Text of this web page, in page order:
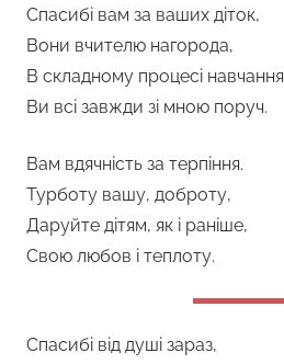
Спасибі вам за ваших діток,
Вони вчителю нагорода,
В складному процесі навчання
Ви всі завжди зі мною поруч.
Вам вдячність за терпіння.
Турботу вашу, доброту,
Даруйте дітям, як і раніше,
Свою любов і теплоту.
Спасибі від душі зараз,